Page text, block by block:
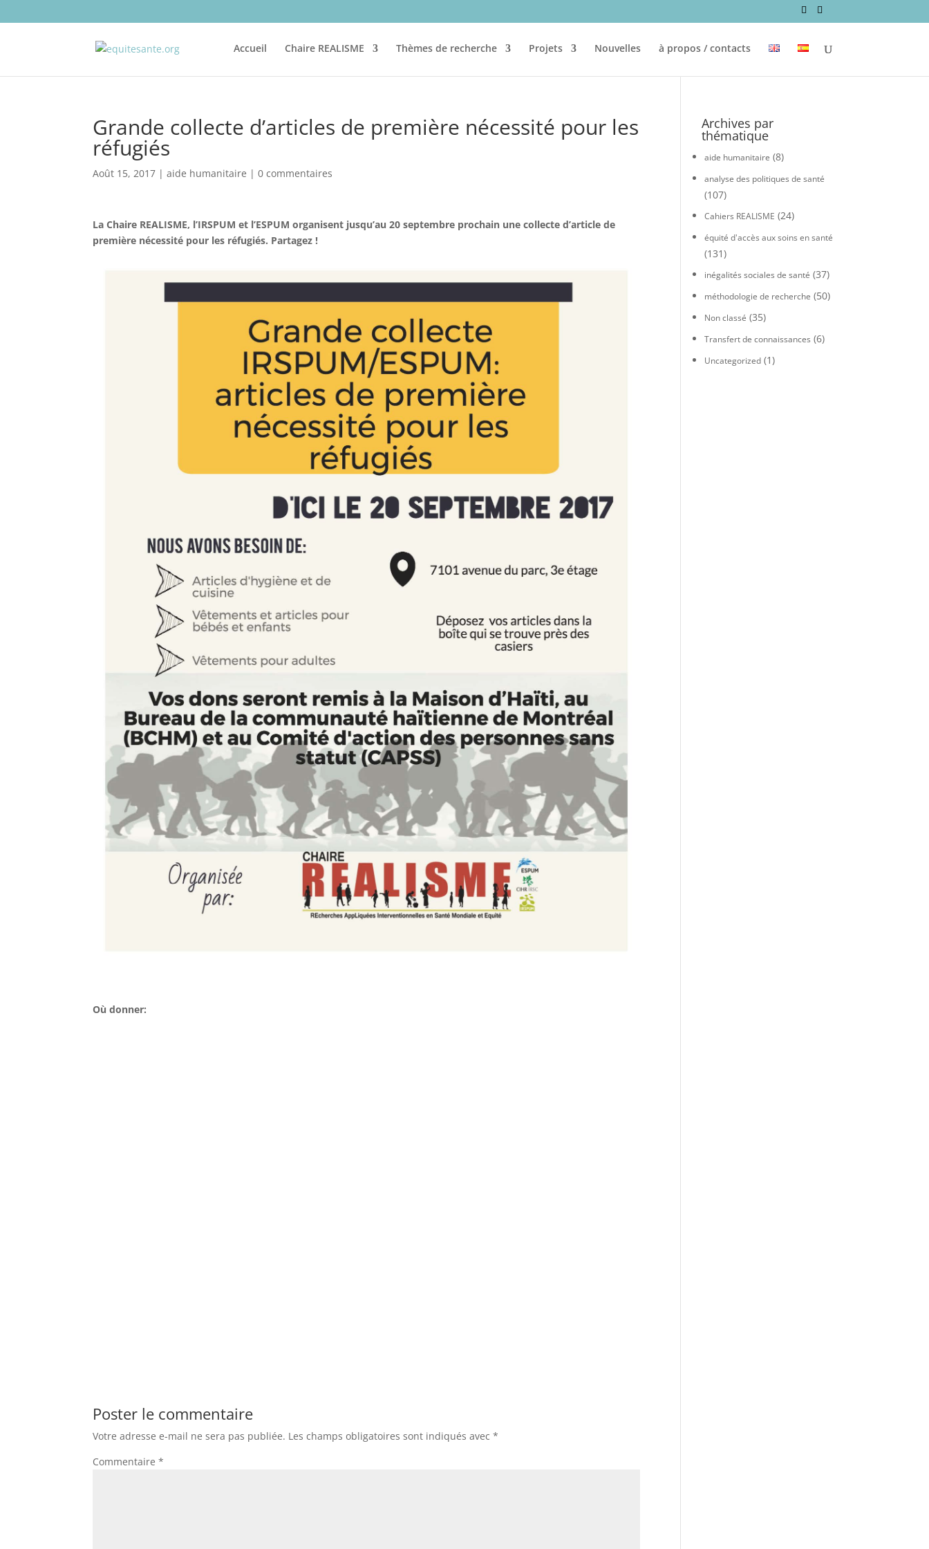
Accueil Chaire REALISME Thèmes de recherche Projets Nouvelles à propos / contacts
Grande collecte d’articles de première nécessité pour les
réfugiés
Août 15, 2017 |aide humanitaire |0 commentaires
La Chaire REALISME, l’IRSPUM et l’ESPUM organisent jusqu’au 20 septembre prochain une collecte d’article de
première nécessité pour les réfugiés. Partagez !
Où donner:
Poster le commentaire
Votre adresse e-mail ne sera pas publiée. Les champs obligatoires sont indiqués avec*
Commentaire*
Archives par
thématique
aide humanitaire (8)
analyse des politiques de santé
(107)
Cahiers REALISME (24)
équité d'accès aux soins en santé
(131)
inégalités sociales de santé (37)
méthodologie de recherche (50)
Non classé (35)
Transfert de connaissances (6)
Uncategorized (1)